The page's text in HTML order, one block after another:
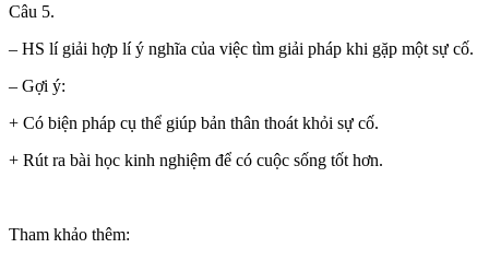
Câu 5.
– HS lí giải hợp lí ý nghĩa của việc tìm giải pháp khi gặp một sự cố.
– Gợi ý:
+ Có biện pháp cụ thể giúp bản thân thoát khỏi sự cố.
+ Rút ra bài học kinh nghiệm để có cuộc sống tốt hơn.
Tham khảo thêm: